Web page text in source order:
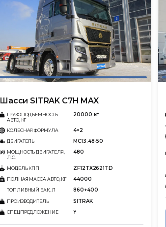
Шасси SITRAK C7H MAX
ГРУЗОПОДЪЕМНОСТЬ
АВТО, КГ
20000 кг
КОЛЕСНАЯ ФОРМУЛА 4×2
ДВИГАТЕЛЬ MC13.48-50
МОЩНОСТЬ ДВИГАТЕЛЯ,
Л.С.
480
МОДЕЛЬ КПП ZF12TX2621TD
ПОЛНАЯ МАССА АВТО, КГ 44000
ТОПЛИВНЫЙ БАК, Л 860+400
ПРОИЗВОДИТЕЛЬ SITRAK
СПЕЦПРЕДЛОЖЕНИЕ Y